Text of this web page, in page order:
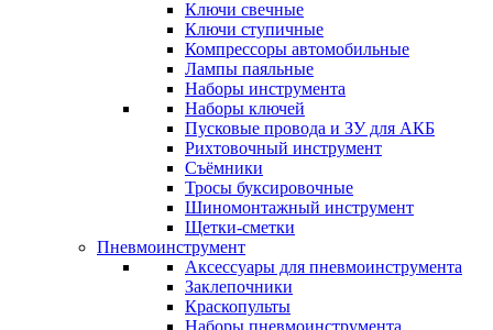
Ключи свечные
Ключи ступичные
Компрессоры автомобильные
Лампы паяльные
Наборы инструмента
Наборы ключей
Пусковые провода и ЗУ для АКБ
Рихтовочный инструмент
Съёмники
Тросы буксировочные
Шиномонтажный инструмент
Щетки-сметки
Пневмоинструмент
Аксессуары для пневмоинструмента
Заклепочники
Краскопульты
Наборы пневмоинструмента